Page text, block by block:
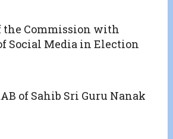
Commission with
Social Media in Election
of Sahib Sri Guru Nanak